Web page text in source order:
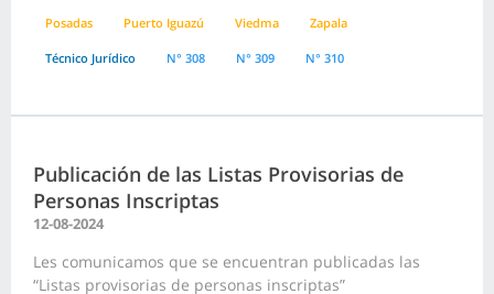
Posadas Puerto Iguazú Viedma Zapala
Técnico Jurídico N° 308 N° 309 N° 310
Publicación de las Listas Provisorias de
Personas Inscriptas
12-08-2024
Les comunicamos que se encuentran publicadas las
“Listas provisorias de personas inscriptas”